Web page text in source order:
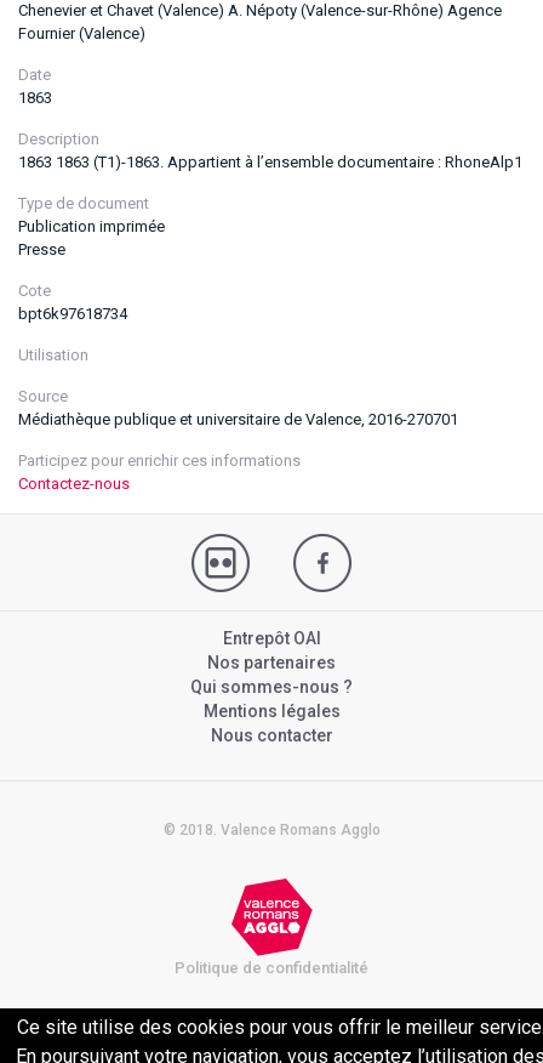
Chenevier et Chavet (Valence) A. Népoty (Valence-sur-Rhône) Agence
Fournier (Valence)
Date
1863
Description
1863 1863 (T1)-1863. Appartient à l’ensemble documentaire : RhoneAlp1
Type de document
Publication imprimée
Presse
Cote
bpt6k97618734
Utilisation
Source
Médiathèque publique et universitaire de Valence, 2016-270701
Participez pour enrichir ces informations
Contactez-nous
Entrepôt OAI
Nos partenaires
Qui sommes-nous ?
Mentions légales
Nous contacter
© 2018. Valence Romans Agglo
Politique de confidentialité
Ce site utilise des cookies pour vous offrir le meilleur
En poursuivant votre navigation, vous acceptez l’utilisation